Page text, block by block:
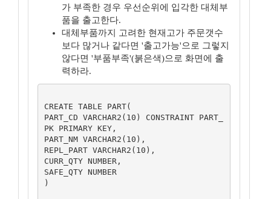
가 부족한 경우 우선순위에 입각한 대체부
품을 출고한다.
대체부품까지 고려한 현재고가 주문갯수
보다 많거나 같다면 '출고가능'으로 그렇지
않다면 '부품부족'(붉은색)으로 화면에 출
력하라.
CREATE TABLE PART(
PART_CD VARCHAR2(10) CONSTRAINT PART_
PK PRIMARY KEY,
PART_NM VARCHAR2(10),
REPL_PART VARCHAR2(10),
CURR_QTY NUMBER,
SAFE_QTY NUMBER
)